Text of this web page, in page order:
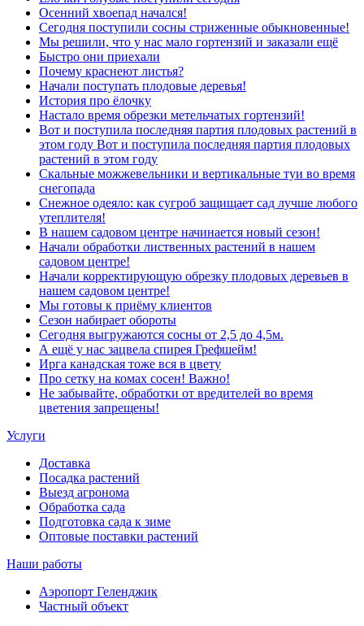
Осенний хвоепад начался!
Сегодня поступили сосны стриженные обыкновенные!
Мы решили, что у нас мало гортензий и заказали ещё
Быстро они приехали
Почему краснеют листья?
Начали поступать плодовые деревья!
История про ёлочку
Настало время обрезки метельчатых гортензий!
Вот и поступила последняя партия плодовых растений в
этом году Вот и поступила последняя партия плодовых
растений в этом году
Скальные можжевельники и вертикальные туи во время
снегопада
Снежное одеяло: как сугроб защищает сад лучше любого
утеплителя!
В нашем садовом центре начинается новый сезон!
Начали обработки лиственных растений в нашем
садовом центре!
Начали корректирующую обрезку плодовых деревьев в
нашем садовом центре!
Мы готовы к приёму клиентов
Сезон набирает обороты
Сегодня выгружаются сосны от 2,5 до 4,5м.
А ещё у нас зацвела спирея Грефшейм!
Ирга канадская тоже вся в цвету
Про сетку на комах сосен! Важно!
Не забывайте, обработки от вредителей во время
цветения запрещены!
Услуги
Доставка
Посадка растений
Выезд агронома
Обработка сада
Подготовка сада к зиме
Оптовые поставки растений
Наши работы
Аэропорт Геленджик
Частный объект